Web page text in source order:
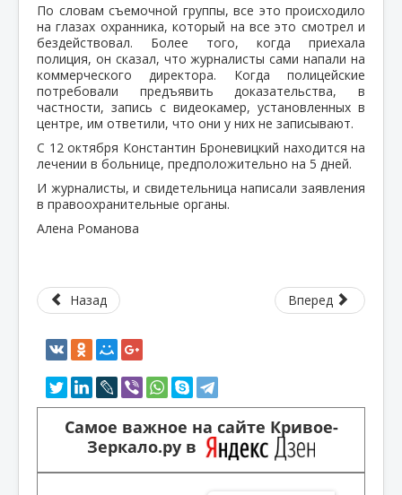
По словам съемочной группы, все это происходило
на глазах охранника, который на все это смотрел и
бездействовал. Более того, когда приехала
полиция, он сказал, что журналисты сами напали на
коммерческого директора. Когда полицейские
потребовали предъявить доказательства, в
частности, запись с видеокамер, установленных в
центре, им ответили, что они у них не записывают.
С 12 октября Константин Броневицкий находится на
лечении в больнице, предположительно на 5 дней.
И журналисты, и свидетельница написали заявления
в правоохранительные органы.
Алена Романова
Назад Вперед
Самое важное на сайте Кривое-
Зеркало.ру в